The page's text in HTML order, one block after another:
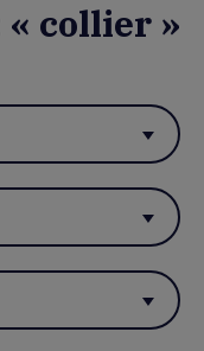
« collier »